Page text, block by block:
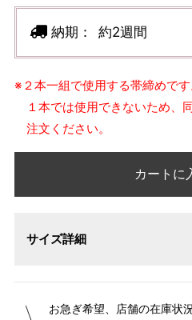
納期： 約2週間
※２本一組で使用する帯締めです
１本では使用できないため、
注文ください。
カートに
サイズ詳細
お急ぎ希望、店舗の在庫状